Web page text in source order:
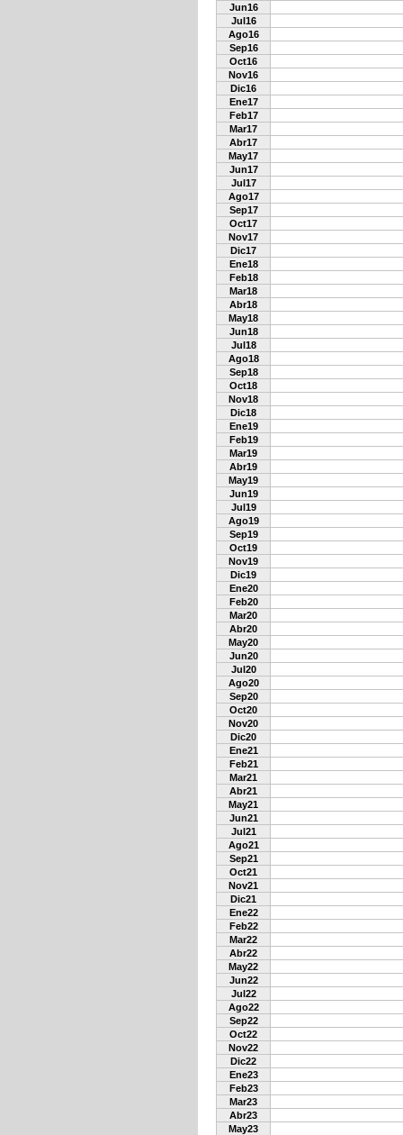
Jun16
Jul16
Ago16
Sep16
Oct16
Nov16
Dic16
Ene17
Feb17
Mar17
Abr17
May17
Jun17
Jul17
Ago17
Sep17
Oct17
Nov17
Dic17
Ene18
Feb18
Mar18
Abr18
May18
Jun18
Jul18
Ago18
Sep18
Oct18
Nov18
Dic18
Ene19
Feb19
Mar19
Abr19
May19
Jun19
Jul19
Ago19
Sep19
Oct19
Nov19
Dic19
Ene20
Feb20
Mar20
Abr20
May20
Jun20
Jul20
Ago20
Sep20
Oct20
Nov20
Dic20
Ene21
Feb21
Mar21
Abr21
May21
Jun21
Jul21
Ago21
Sep21
Oct21
Nov21
Dic21
Ene22
Feb22
Mar22
Abr22
May22
Jun22
Jul22
Ago22
Sep22
Oct22
Nov22
Dic22
Ene23
Feb23
Mar23
Abr23
May23